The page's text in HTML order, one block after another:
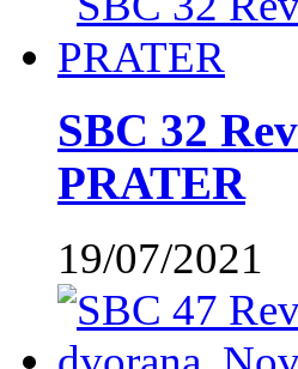
SBC 32
PRATER
19/07/2021